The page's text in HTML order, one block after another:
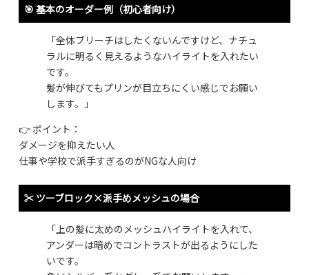
🎯 基本のオーダー例（初心者向け）
「全体ブリーチはしたくないんですけど、ナチュ
ラルに明るく見えるようなハイライトを入れたい
です。
髪が伸びてもプリンが目立ちにくい感じでお願い
します。」
👉 ポイント：
ダメージを抑えたい人
仕事や学校で派手すぎるのがNGな人向け
✂️ ツーブロック×派手めメッシュの場合
「上の髪に太めのメッシュハイライトを入れて、
アンダーは暗めでコントラストが出るようにした
いです。